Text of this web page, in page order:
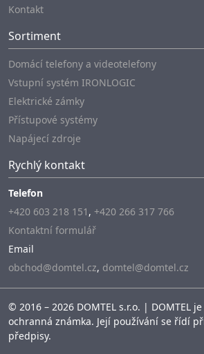
Kontakt
Sortiment
Domácí telefony a videotelefony
Vstupní systém IRONLOGIC
Elektrické zámky
Přístupové systémy
Napájecí zdroje
Rychlý kontakt
Telefon
+420 603 218 151 , +420 266 317 766
Kontaktní formulář
Email
obchod@domtel.cz, domtel@domtel.cz
© 2016 – 2026 DOMTEL s.r.o. | DOMTEL
ochranná známka. Její používání se řídí
předpisy.